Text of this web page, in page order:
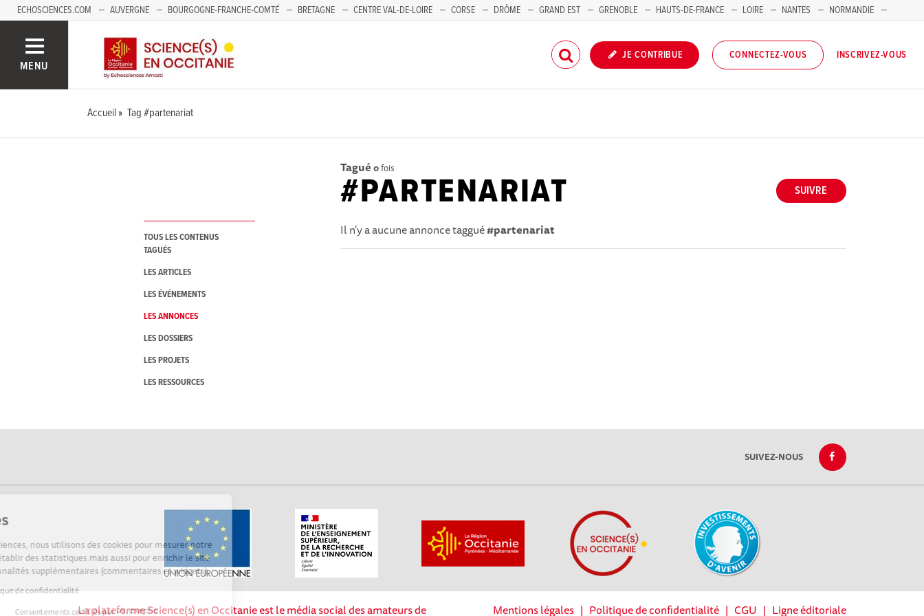
Sur Echosciences, nous utilisons des cookies pour mesurer notre
audience, établir des statistiques mais aussi pour enrichir le site
de fonctionnalités supplémentaires (commentaires et widgets).
Lire la politique de confidentialité
Consentements certifiés par
ECHOSCIENCES.COM AUVERGNE BOURGOGNE-FRANCHE-COMTÉ BRETAGNE CENTRE VAL-DE-LOIRE CORSE DRÔME GRAND EST GRENOBLE HAUTS-DE-FRANCE LOIRE NANTES
NORMANDIE
MENU
JE CONTRIBUE CONNECTEZ-VOUS INSCRIVEZ-VOUS
Accueil Tag #partenariat
TOUS LES CONTENUS
TAGUÉS
LES ARTICLES
LES ÉVÉNEMENTS
LES ANNONCES
LES DOSSIERS
LES PROJETS
LES RESSOURCES
Tagué 0fois
SUIVRE
#PARTENARIAT
Il n'y a aucune annonce taggué#partenariat
SUIVEZ-NOUS
La plateforme Science(s) en Occitanie est le média social des amateurs de Mentions légales| Politique de confidentialité| CGU | Ligne éditoriale